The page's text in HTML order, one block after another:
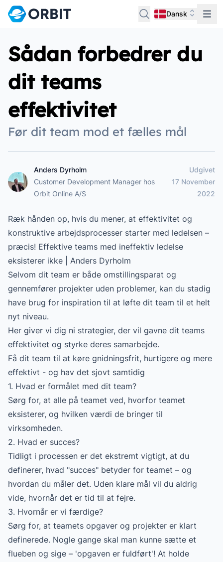
Dansk
Sådan forbedrer du
dit teams
effektivitet
Før dit team mod et fælles mål
Anders Dyrholm
Anders Dyrholm
Customer Development Manager hos
Orbit Online A/S
Udgivet
17 November
2022
Ræk hånden op, hvis du mener, at effektivitet og
konstruktive arbejdsprocesser starter med ledelsen –
præcis! Effektive teams med ineffektiv ledelse
eksisterer ikke | Anders Dyrholm
Selvom dit team er både omstillingsparat og
gennemfører projekter uden problemer, kan du stadig
have brug for inspiration til at løfte dit team til et helt
nyt niveau.
Her giver vi dig ni strategier, der vil gavne dit teams
effektivitet og styrke deres samarbejde.
Få dit team til at køre gnidningsfrit, hurtigere og mere
effektivt - og hav det sjovt samtidig
1. Hvad er formålet med dit team?
Sørg for, at alle på teamet ved, hvorfor teamet
eksisterer, og hvilken værdi de bringer til
virksomheden.
2. Hvad er succes?
Tidligt i processen er det ekstremt vigtigt, at du
definerer, hvad "succes" betyder for teamet – og
hvordan du måler det. Uden klare mål vil du aldrig
vide, hvornår det er tid til at fejre.
3. Hvornår er vi færdige?
Sørg for, at teamets opgaver og projekter er klart
definerede. Nogle gange skal man kunne sætte et
flueben og sige – 'opgaven er fuldført'! At holde